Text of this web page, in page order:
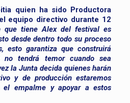
quien ha sido Productora
equipo directivo durante 12
que tiene Alex del festival es
desde dentro todo su proceso
esto garantiza que construirá
tendrá temor cuando sea
la Junta decida quienes harán
y de producción estaremos
el empalme y apoyar a estos